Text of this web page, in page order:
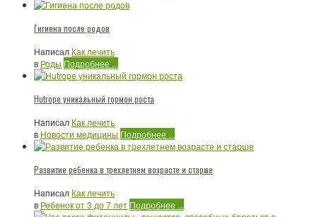
Гигиена после родов
Написал Как лечить
в Роды Подробнее ...
Hutrope уникальный гормон роста
Написал Как лечить
в Новости медицины Подробнее ...
Развитие ребенка в трехлетнем возрасте и старше
Написал Как лечить
в Ребенок от 3 до 7 лет Подробнее ...